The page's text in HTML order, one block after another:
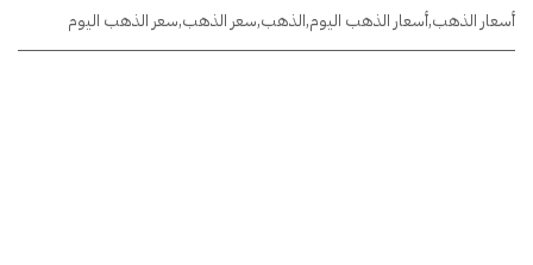
أسعار الذهب,أسعار الذهب اليوم,الذهب,سعر الذهب,سعر الذهب اليوم